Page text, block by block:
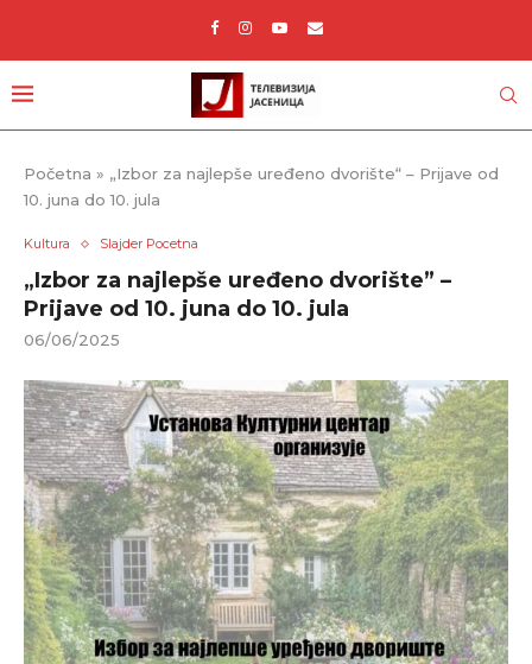
Početna » „Izbor za najlepše uređeno dvorište“ – Prijave od
10. juna do 10. jula
Kultura Slajder Pocetna
„Izbor za najlepše uređeno dvorište” –
Prijave od 10. juna do 10. jula
06/06/2025